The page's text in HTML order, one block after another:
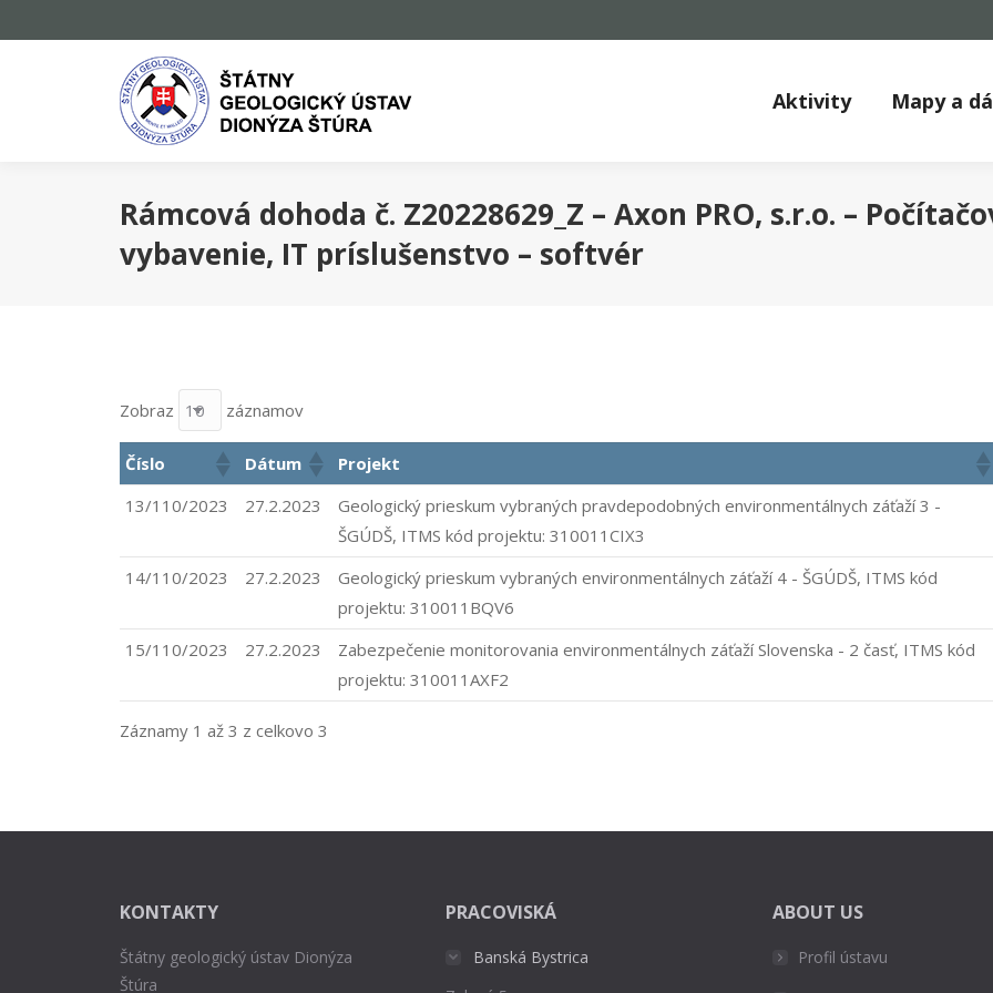
Aktivity Mapy a
Rámcová dohoda č. Z20228629_Z – Axon PRO, s.r.o. –
vybavenie, IT príslušenstvo – softvér
Zobraz záznamov
Číslo Dátum Projekt
13/110/2023
27.2.2023
Geologický prieskum vybraných pravdepodobných environmentálnych záťaží 3 -
ŠGÚDŠ, ITMS kód projektu: 310011CIX3
14/110/2023 27.2.2023
Geologický prieskum vybraných environmentálnych záťaží 4 - ŠGÚDŠ, ITMS kód
projektu: 310011BQV6
15/110/2023 27.2.2023
Zabezpečenie monitorovania environmentálnych záťaží Slovenska - 2 časť, ITMS kód
projektu: 310011AXF2
Záznamy 1 až 3 z celkovo 3
KONTAKTY
Štátny geologický ústav Dionýza
Štúra
PRACOVISKÁ
Banská Bystrica
ABOUT US
Profil ústavu